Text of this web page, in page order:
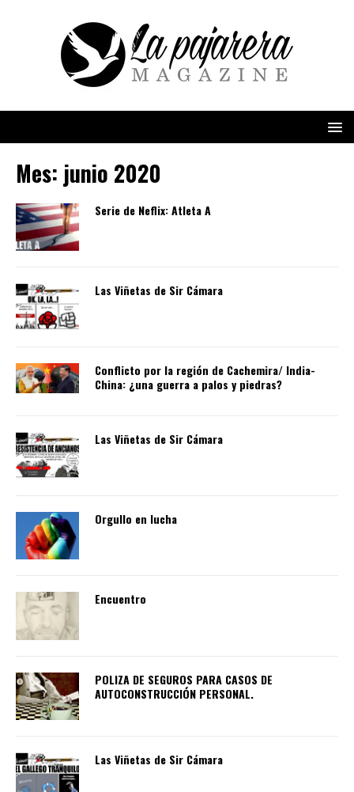
Mes: junio 2020
Serie de Neflix: Atleta A
Las Viñetas de Sir Cámara
Conflicto por la región de Cachemira/ India-
China: ¿una guerra a palos y piedras?
Las Viñetas de Sir Cámara
Orgullo en lucha
Encuentro
POLIZA DE SEGUROS PARA CASOS DE
AUTOCONSTRUCCIÓN PERSONAL.
Las Viñetas de Sir Cámara